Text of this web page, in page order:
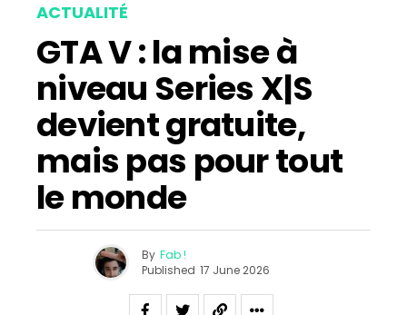
ACTUALITÉ
GTA V : la mise à
niveau Series X|S
devient gratuite,
mais pas pour tout
le monde
By Fab !
Published 17 June 2026